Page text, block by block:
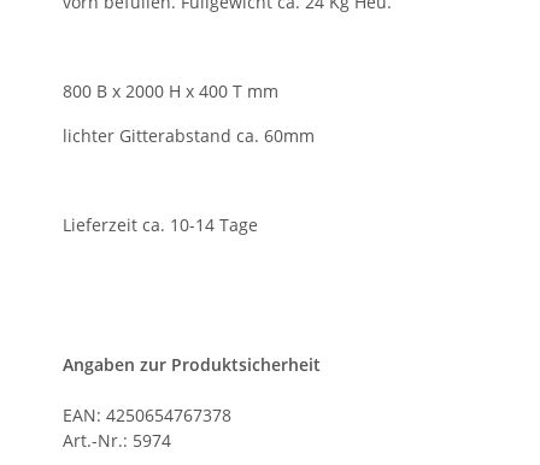
800 B x 2000 H x 400 T mm
lichter Gitterabstand ca. 60mm
Lieferzeit ca. 10-14 Tage
Angaben zur Produktsicherheit
EAN: 4250654767378
Art.-Nr.: 5974